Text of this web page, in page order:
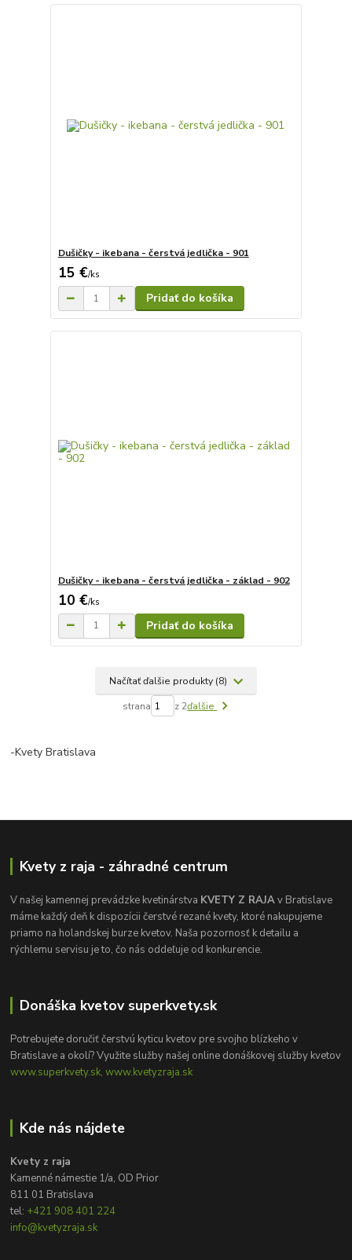
Dušičky - ikebana - čerstvá jedlička - 901
15 €/ks
Pridať do košíka
Dušičky - ikebana - čerstvá jedlička - základ - 902
10 €/ks
Pridať do košíka
Načítať ďalšie produkty (8)
strana z 2ďalšie
-Kvety Bratislava
Kvety z raja - záhradné centrum
V našej kamennej prevádzke kvetinárstva KVETY Z RAJAv Bratislave
máme každý deň k dispozícii čerstvé rezané kvety, ktoré nakupujeme
priamo na holandskej burze kvetov. Naša pozornosť k detailu a
rýchlemu servisu je to, čo nás oddeľuje od konkurencie.
Donáška kvetov superkvety.sk
Potrebujete doručiť čerstvú kyticu kvetov pre svojho blízkeho v
Bratislave a okolí? Využite služby našej online donáškovej služby kvetov
www.superkvety.sk, www.kvetyzraja.sk
Kde nás nájdete
Kvety z raja
Kamenné námestie 1/a, OD Prior
811 01 Bratislava
tel: +421 908 401 224
info@kvetyzraja.sk